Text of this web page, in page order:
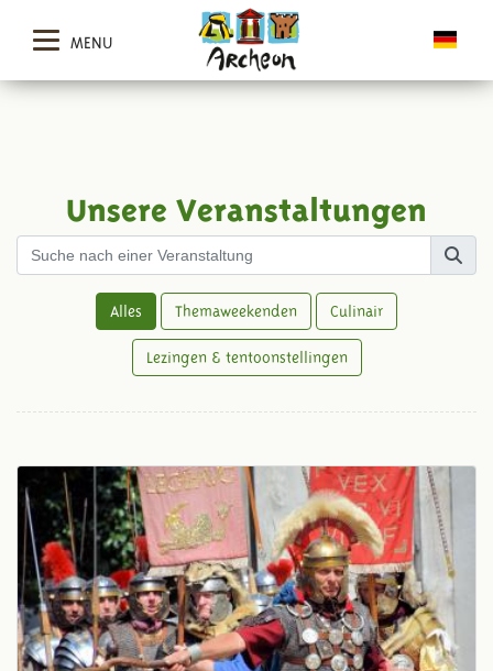
MENU
Unsere Veranstaltungen
Alles Themaweekenden Culinair
Lezingen & tentoonstellingen